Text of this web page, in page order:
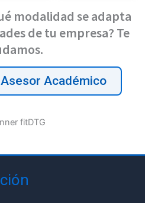
modalidad se adapta
de tu empresa? Te
Académico